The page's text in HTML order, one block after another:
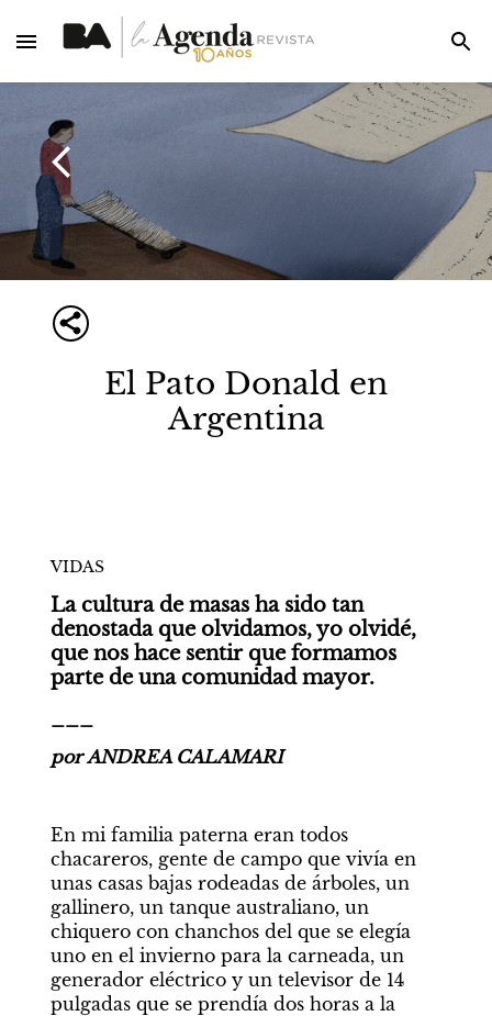
El Pato Donald en
Argentina
VIDAS
La cultura de masas ha sido tan
denostada que olvidamos, yo olvidé,
que nos hace sentir que formamos
parte de una comunidad mayor.
por ANDREA CALAMARI
En mi familia paterna eran todos
chacareros, gente de campo que vivía en
unas casas bajas rodeadas de árboles, un
gallinero, un tanque australiano, un
chiquero con chanchos del que se elegía
uno en el invierno para la carneada, un
generador eléctrico y un televisor de 14
pulgadas que se prendía dos horas a la